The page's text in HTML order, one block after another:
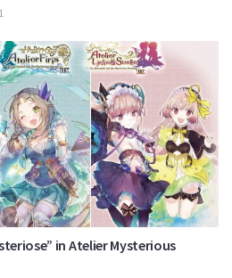
in Atelier Mysterious